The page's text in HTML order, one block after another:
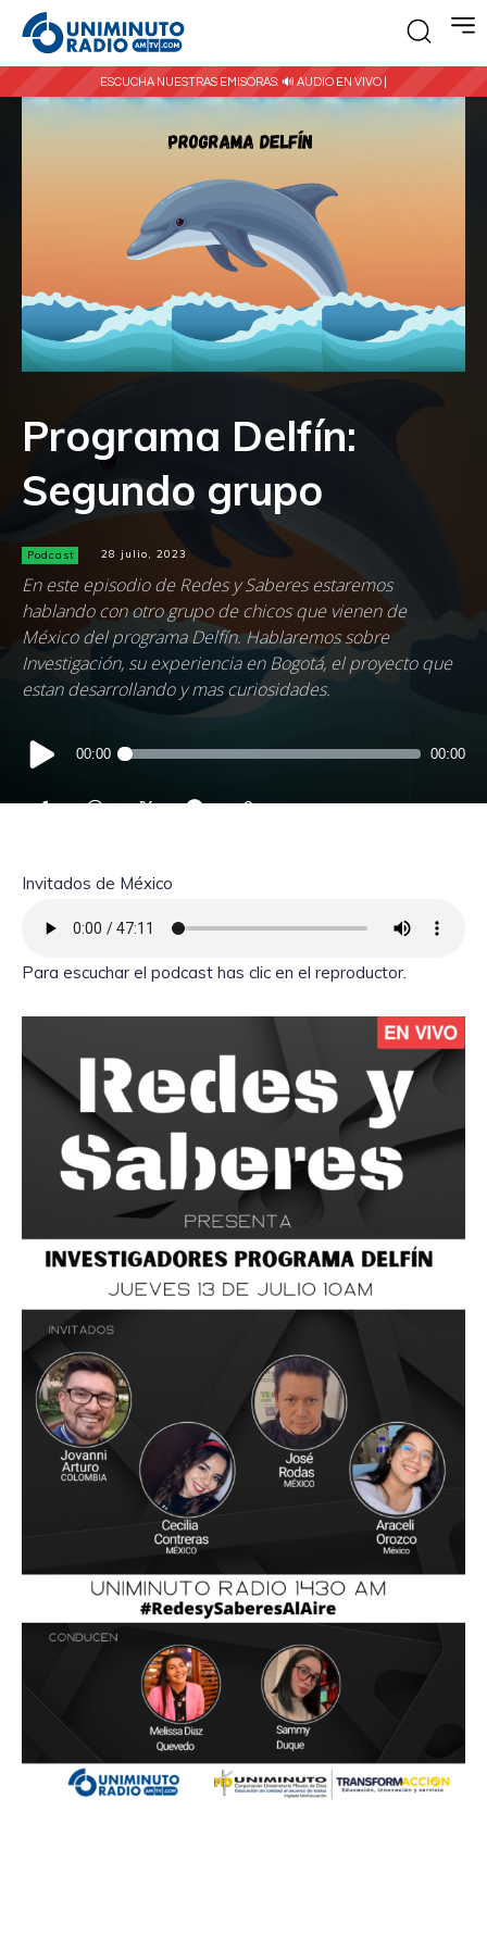
ESCUCHA NUESTRAS EMISORAS: 🔊 AUDIO EN VIVO |
Programa Delfín:
Segundo grupo
Podcast 28 julio, 2023
En este episodio de Redes y Saberes estaremos
hablando con otro grupo de chicos que vienen de
México del programa Delfín. Hablaremos sobre
Investigación, su experiencia en Bogotá, el proyecto que
estan desarrollando y mas curiosidades.
Reproductor
de
00:00 00:00
Invitados de México
Para escuchar el podcast has clic en el reproductor.